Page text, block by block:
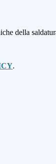
della
.